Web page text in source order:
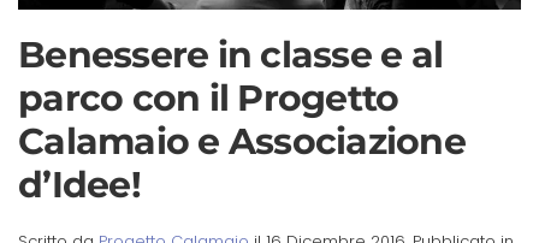
Benessere in classe e al
parco con il Progetto
Calamaio e Associazione
d’Idee!